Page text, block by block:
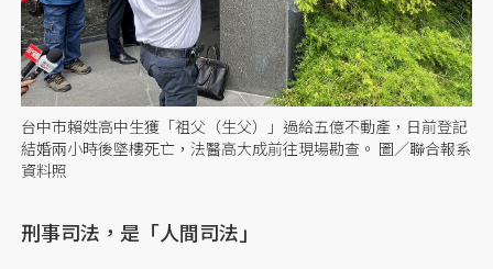
台中市賴姓高中生獲「祖父（生父）」過給五億不動產，日前登記
結婚兩小時後墜樓死亡，法醫高大成前往現場勘查。 圖／聯合報系
資料照
刑事司法，是「人間司法」